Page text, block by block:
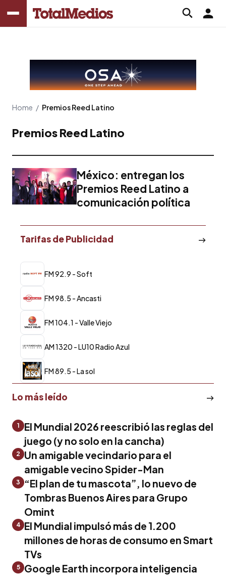
Home / Premios Reed Latino
Premios Reed Latino
México: entregan los
Premios Reed Latino a
comunicación política
Tarifas de Publicidad
FM 92.9 - Soft
FM 98.5 - Ancasti
FM 104.1 - Valle Viejo
AM 1320 - LU10 Radio Azul
FM 89.5 - La sol
Lo más leído
1
El Mundial 2026 reescribió las reglas del
juego (y no solo en la cancha)
2
Un amigable vecindario para el
amigable vecino Spider-Man
3
“El plan de tu mascota”, lo nuevo de
Tombras Buenos Aires para Grupo
Omint
4 El Mundial impulsó más de 1.200
millones de horas de consumo en Smart
TVs
5
Google Earth incorpora inteligencia